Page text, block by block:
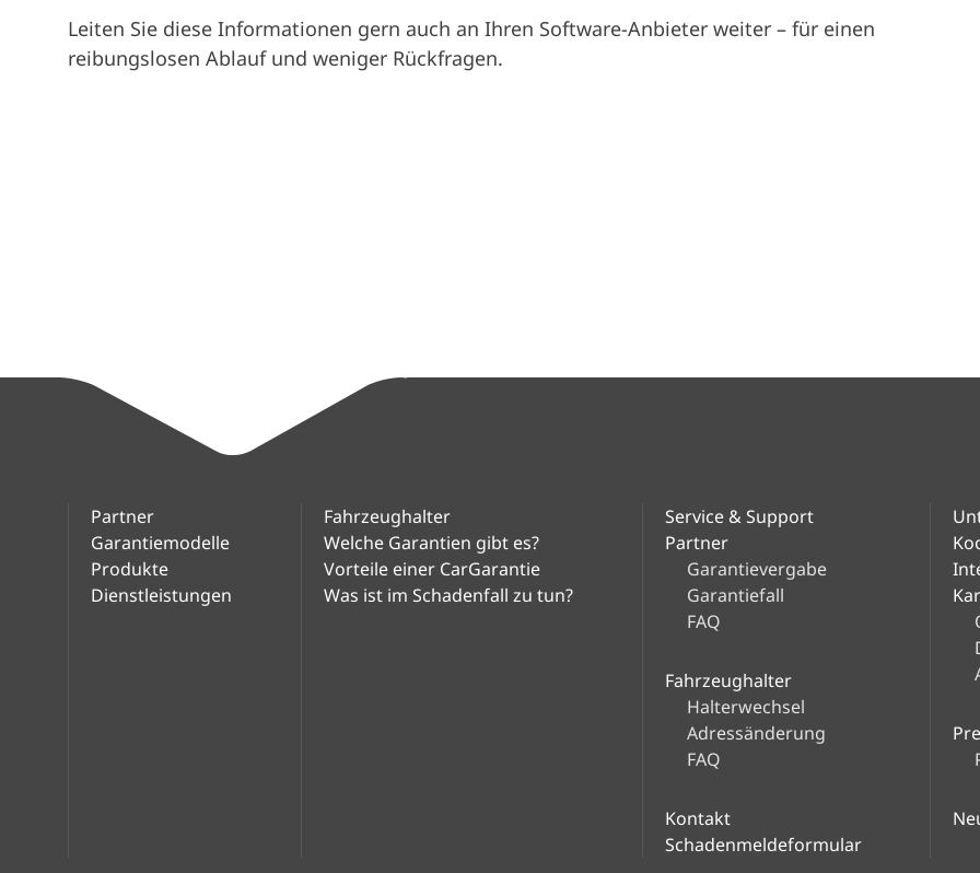
Leiten Sie diese Informationen gern auch an Ihren Software-Anbieter weiter – für einen
reibungslosen Ablauf und weniger Rückfragen.
Partner
Garantiemodelle
Produkte
Dienstleistungen
Fahrzeughalter
Welche Garantien gibt es?
Vorteile einer CarGarantie
Was ist im Schadenfall zu tun?
Service & Support
Partner
Garantievergabe
Garantiefall
FAQ
Fahrzeughalter
Halterwechsel
Adressänderung
FAQ
Kontakt
Schadenmeldeformular